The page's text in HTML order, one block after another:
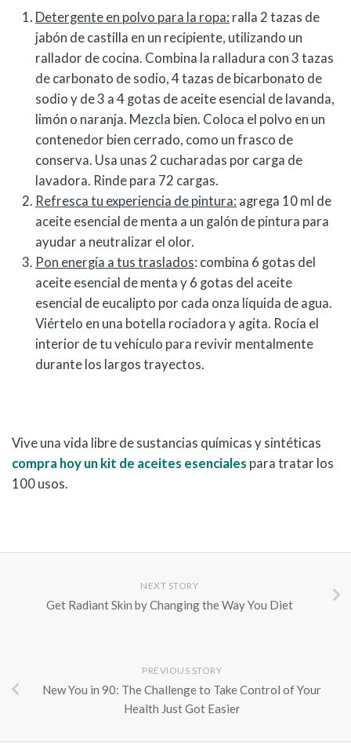
Detergente en polvo para la ropa: ralla 2 tazas de
jabón de castilla en un recipiente, utilizando un
rallador de cocina. Combina la ralladura con 3 tazas
de carbonato de sodio, 4 tazas de bicarbonato de
sodio y de 3 a 4 gotas de aceite esencial de lavanda,
limón o naranja. Mezcla bien. Coloca el polvo en un
contenedor bien cerrado, como un frasco de
conserva. Usa unas 2 cucharadas por carga de
lavadora. Rinde para 72 cargas.
Refresca tu experiencia de pintura: agrega 10 ml de
aceite esencial de menta a un galón de pintura para
ayudar a neutralizar el olor.
Pon energía a tus traslados: combina 6 gotas del
aceite esencial de menta y 6 gotas del aceite
esencial de eucalipto por cada onza líquida de agua.
Viértelo en una botella rociadora y agita. Rocía el
interior de tu vehículo para revivir mentalmente
durante los largos trayectos.
Vive una vida libre de sustancias químicas y sintéticas
compra hoy un kit de aceites esenciales para tratar los
100 usos.
NEXT STORY
Get Radiant Skin by Changing the Way You Diet
PREVIOUS STORY
New You in 90: The Challenge to Take Control of Your
Health Just Got Easier